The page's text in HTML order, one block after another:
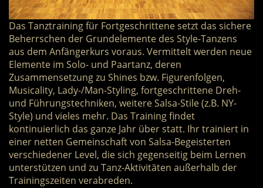
Das Tanztraining für Fortgeschrittene setzt das sichere
Beherrschen der Grundelemente des Style-Tanzens
aus dem Anfängerkurs voraus. Vermittelt werden neue
Elemente im Solo- und Paartanz, deren
Zusammensetzung zu Shines bzw. Figurenfolgen,
Musicality, Lady-/Man-Styling, fortgeschrittene Dreh-
und Führungstechniken, weitere Salsa-Stile (z.B. NY-
Style) und vieles mehr. Das Training findet
kontinuierlich das ganze Jahr über statt. Ihr trainiert in
einer netten Gemeinschaft von Salsa-Begeisterten
verschiedener Level, die sich gegenseitig beim Lernen
unterstützen und zu Tanz-Aktivitäten außerhalb der
Trainingszeiten verabreden.